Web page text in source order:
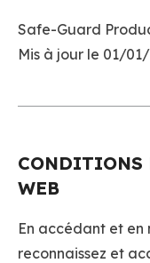
Safe-Guard
Mis à jour le 01/
CONDITIONS
WEB
En accédant et en
reconnaissez et